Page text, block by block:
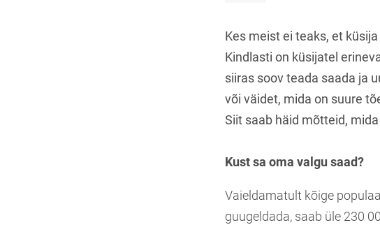
Kes meist ei teaks, et
Kindlasti on küsijatel
siiras soov teada saada ja
või väidet, mida on suure
Siit saab häid mõtteid,
Kust sa oma valgu saad?
Vaieldamatult kõige
guugeldada, saab üle 230